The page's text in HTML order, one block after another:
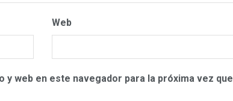
Web
web en este navegador para la próxima vez que